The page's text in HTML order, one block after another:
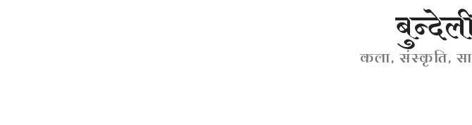
कला, संस्कृति,